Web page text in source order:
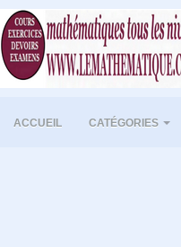
ACCUEIL CATÉGORIES